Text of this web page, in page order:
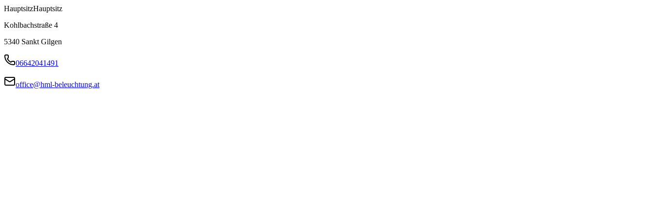
HauptsitzHauptsitz
Kohlbachstraße 4
5340 Sankt Gilgen
06642041491
office@hml-beleuchtung.at